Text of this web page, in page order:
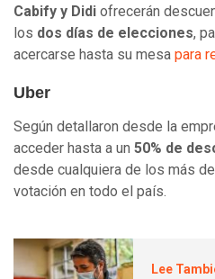
Cabify y Didi ofrecerán
los dos días de elecciones,
acercarse hasta su mesa para
Uber
Según detallaron desde la
acceder hasta a un 50% de
desde cualquiera de los más
votación en todo el país.
Lee